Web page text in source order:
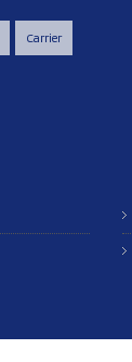
Carrier